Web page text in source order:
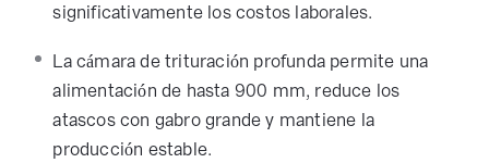
significativamente los costos laborales.
La cámara de trituración profunda permite una
alimentación de hasta 900 mm, reduce los
atascos con gabro grande y mantiene la
producción estable.